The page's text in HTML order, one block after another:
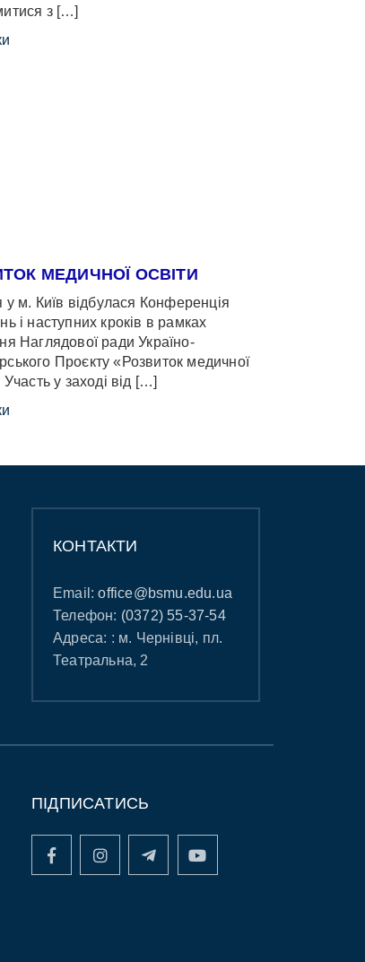
з […]
МЕДИЧНОЇ ОСВІТИ
у м. Київ відбулася Конференція
і наступних кроків в рамках
Наглядової ради Україно-
Проєкту «Розвиток медичної
Участь у заході від […]
КОНТАКТИ
Email:office@bsmu.edu.ua
Телефон: (0372) 55-37-54
Адреса: : м. Чернівці, пл.
Театральна, 2
ПІДПИСАТИСЬ